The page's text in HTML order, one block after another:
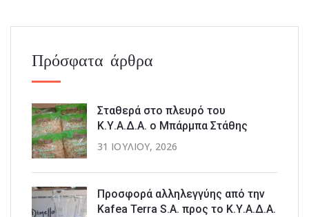
Πρόσφατα άρθρα
Σταθερά στο πλευρό του
Κ.Υ.Α.Δ.Α. ο Μπάρμπα Στάθης
31 ΙΟΥΛΊΟΥ, 2026
Προσφορά αλληλεγγύης από την
Kafea Terra S.A. προς το Κ.Υ.Α.Δ.Α.